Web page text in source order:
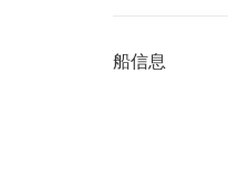
船信息